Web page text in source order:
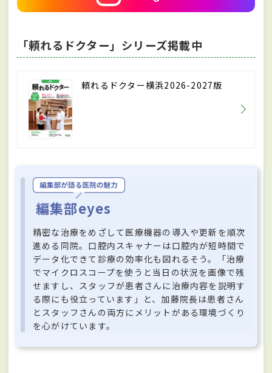
「頼れるドクター」シリーズ掲載中
頼れるドクター横浜2026-2027版
編集部eyes
精密な治療をめざして医療機器の導入や更新を順次
進める同院。口腔内スキャナーは口腔内が短時間で
データ化できて診療の効率化も図れるそう。「治療
でマイクロスコープを使うと当日の状況を画像で残
せますし、スタッフが患者さんに治療内容を説明す
る際にも役立っています」と、加藤院長は患者さん
とスタッフさんの両方にメリットがある環境づくり
を心がけています。